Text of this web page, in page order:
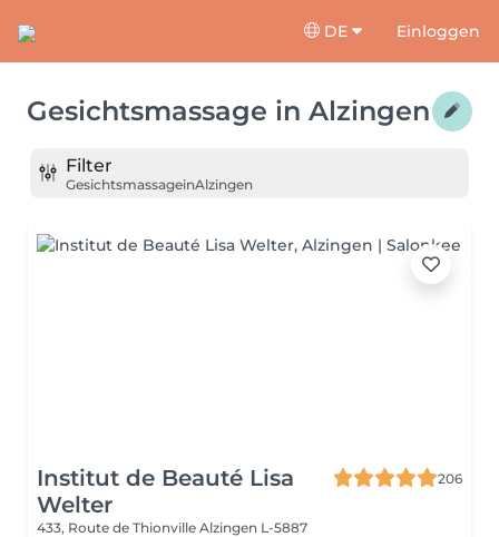
DE Einloggen
Gesichtsmassage in Alzingen
Filter
GesichtsmassageinAlzingen
Institut de Beauté Lisa
Welter
206
433, Route de Thionville Alzingen L-5887